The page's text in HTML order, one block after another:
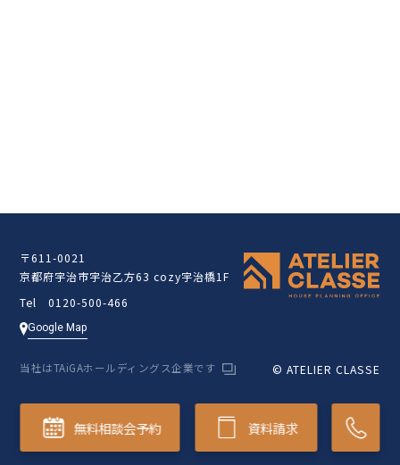
〒611-0021
京都府宇治市宇治乙方63 cozy宇治橋1F
Tel 0120-500-466
Google Map
当社はTAiGAホールディングス企業です © ATELIER CLASSE
無料相談会予約 資料請求